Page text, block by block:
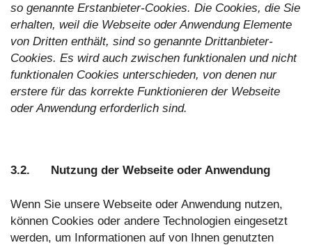
so genannte Erstanbieter-Cookies. Die Cookies, die Sie
erhalten, weil die Webseite oder Anwendung Elemente
von Dritten enthält, sind so genannte Drittanbieter-
Cookies. Es wird auch zwischen funktionalen und nicht
funktionalen Cookies unterschieden, von denen nur
erstere für das korrekte Funktionieren der Webseite
oder Anwendung erforderlich sind.
3.2. Nutzung der Webseite oder Anwendung
Wenn Sie unsere Webseite oder Anwendung nutzen,
können Cookies oder andere Technologien eingesetzt
werden, um Informationen auf von Ihnen genutzten